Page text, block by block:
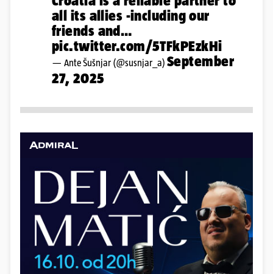
all its allies -including our
friends and…
pic.twitter.com/5TFkPEzkHi
— Ante Šušnjar (@susnjar_a) September
27, 2025